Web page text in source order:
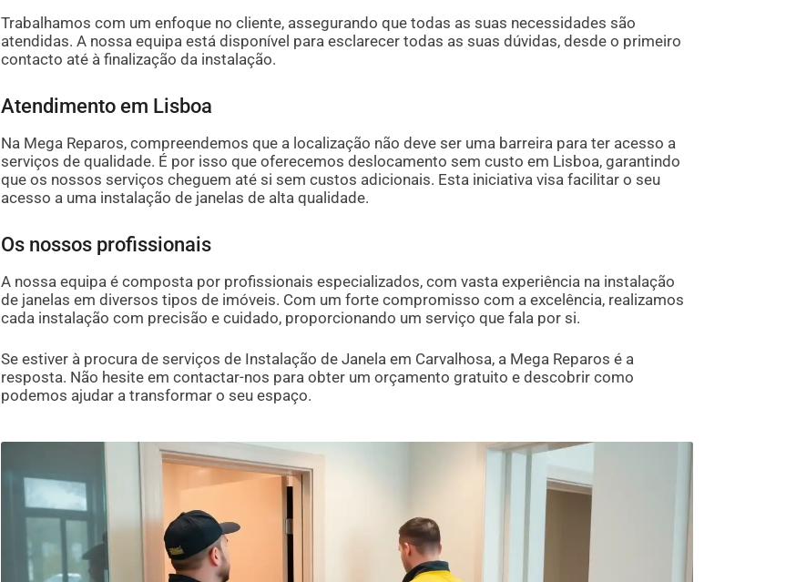
Trabalhamos com um enfoque no cliente, assegurando que todas as suas necessidades são
atendidas. A nossa equipa está disponível para esclarecer todas as suas dúvidas, desde o primeiro
contacto até à finalização da instalação.
Atendimento em Lisboa
Na Mega Reparos, compreendemos que a localização não deve ser uma barreira para ter acesso a
serviços de qualidade. É por isso que oferecemos deslocamento sem custo em Lisboa, garantindo
que os nossos serviços cheguem até si sem custos adicionais. Esta iniciativa visa facilitar o seu
acesso a uma instalação de janelas de alta qualidade.
Os nossos profissionais
A nossa equipa é composta por profissionais especializados, com vasta experiência na instalação
de janelas em diversos tipos de imóveis. Com um forte compromisso com a excelência, realizamos
cada instalação com precisão e cuidado, proporcionando um serviço que fala por si.
Se estiver à procura de serviços de Instalação de Janela em Carvalhosa, a Mega Reparos é a
resposta. Não hesite em contactar-nos para obter um orçamento gratuito e descobrir como
podemos ajudar a transformar o seu espaço.